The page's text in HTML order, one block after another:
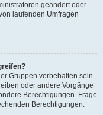
geändert oder
laufenden Umfragen
Gruppen vorbehalten sein.
oder andere Vorgänge
Berechtigungen. Frage
Berechtigungen.